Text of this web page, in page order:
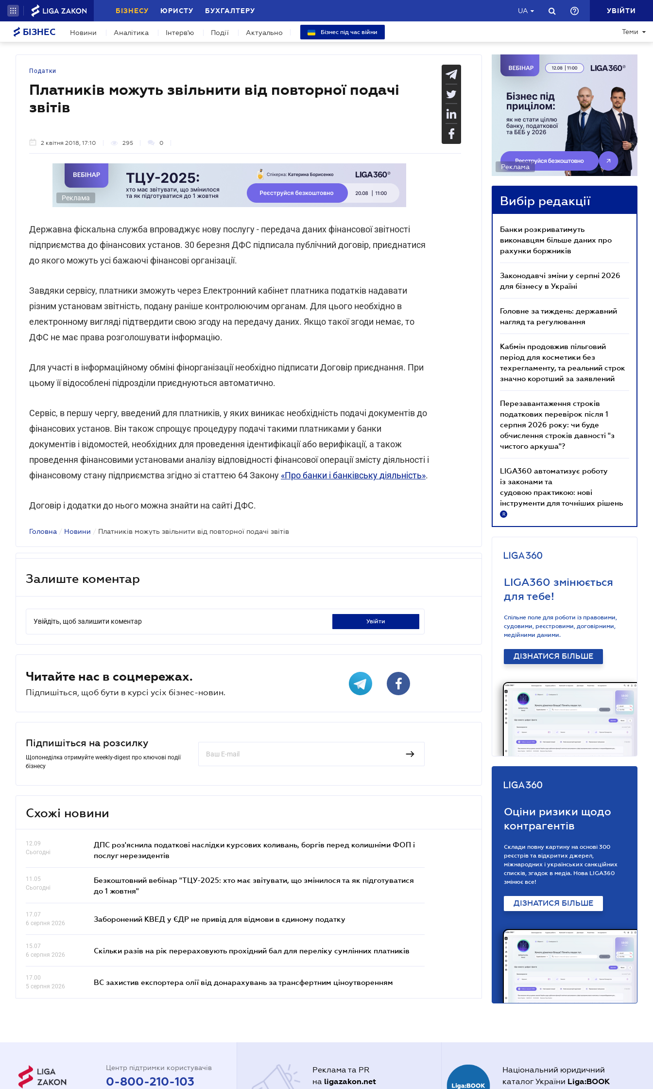
БІЗНЕСУ ЮРИСТУ БУХГАЛТЕРУ UA УВІЙТИ
БІЗНЕС Новини Аналітика Інтерв'ю Події Актуально Бізнес під час війни Теми
Податки
Платників можуть звільнити від повторної подачі
звітів
2 квітня 2018, 17:10 295 0
Реклама
Державна фіскальна служба впроваджує нову послугу - передача даних фінансової звітності
підприємства до фінансових установ. 30 березня ДФС підписала публічний договір, приєднатися
до якого можуть усі бажаючі фінансові організації.
Завдяки сервісу, платники зможуть через Електронний кабінет платника податків надавати
різним установам звітність, подану раніше контролюючим органам. Для цього необхідно в
електронному вигляді підтвердити свою згоду на передачу даних. Якщо такої згоди немає, то
ДФС не має права розголошувати інформацію.
Для участі в інформаційному обміні фінорганізації необхідно підписати Договір приєднання. При
цьому її відособлені підрозділи приєднуються автоматично.
Сервіс, в першу чергу, введений для платників, у яких виникає необхідність подачі документів до
фінансових установ. Він також спрощує процедуру подачі такими платниками у банки
документів і відомостей, необхідних для проведення ідентифікації або верифікації, а також
проведення фінансовими установами аналізу відповідності фінансової операції змісту діяльності і
фінансовому стану підприємства згідно зі статтею 64 Закону «Про банки і банківську діяльність».
Договір і додатки до нього можна знайти на сайті ДФС.
Головна / Новини / Платників можуть звільнити від повторної подачі звітів
Залиште коментар
Увійдіть, щоб залишити коментар увійти
Читайте нас в соцмережах.
Підпишіться, щоб бути в курсі усіх бізнес-новин.
Підпишіться на розсилку
Щопонеділка отримуйте weekly-digest про ключові події
бізнесу
Схожі новини
12.09
Сьогодні
ДПС роз'яснила податкові наслідки курсових коливань, боргів перед колишніми ФОП і
послуг нерезидентів
11.05
Сьогодні
Безкоштовний вебінар "ТЦУ-2025: хто має звітувати, що змінилося та як підготуватися
до 1 жовтня"
17.07
6 серпня 2026
Заборонений КВЕД у ЄДР не привід для відмови в єдиному податку
15.07
6 серпня 2026
Скільки разів на рік перераховують прохідний бал для переліку сумлінних платників
17.00
5 серпня 2026
ВС захистив експортера олії від донарахувань за трансфертним ціноутворенням
Реклама
Вибір редакції
Банки розкриватимуть
виконавцям більше даних про
рахунки боржників
Законодавчі зміни у серпні 2026
для бізнесу в Україні
Головне за тиждень: державний
нагляд та регулювання
Кабмін продовжив пільговий
період для косметики без
техрегламенту, та реальний строк
значно коротший за заявлений
Перезавантаження строків
податкових перевірок після 1
серпня 2026 року: чи буде
обчислення строків давності "з
чистого аркуша"?
LIGA360 автоматизує роботу
із законами та
судовою практикою: нові
інструменти для точніших рішень
R
LIGA360 змінюється
для тебе!
Спільне поле для роботи із правовими,
судовими, реєстровими, договірними,
медійними даними.
ДІЗНАТИСЯ БІЛЬШЕ
Оціни ризики щодо
контрагентів
Склади повну картину на основі 300
реєстрів та відкритих джерел,
міжнародних і українських санкційних
списків, згадок в медіа. Нова LIGA360
змінює все!
ДІЗНАТИСЯ БІЛЬШЕ
Центр підтримки користувачів
0-800-210-103
Реклама та PR
на ligazakon.net
Національний юридичний
каталог України Liga:BOOK